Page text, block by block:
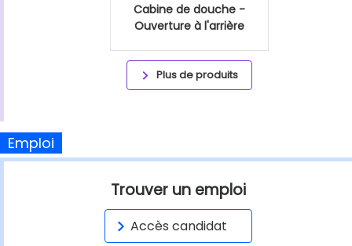
Cabine de douche -
Ouverture à l'arrière
Plus de produits
Emploi
Trouver un emploi
Accès candidat